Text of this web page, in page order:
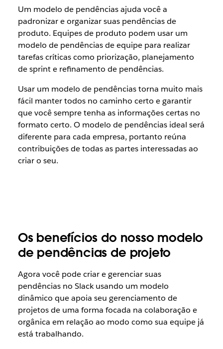
Um modelo de pendências ajuda você a
padronizar e organizar suas pendências de
produto. Equipes de produto podem usar um
modelo de pendências de equipe para realizar
tarefas críticas como priorização, planejamento
de sprint e refinamento de pendências.
Usar um modelo de pendências torna muito mais
fácil manter todos no caminho certo e garantir
que você sempre tenha as informações certas no
formato certo. O modelo de pendências ideal será
diferente para cada empresa, portanto reúna
contribuições de todas as partes interessadas ao
criar o seu.
Os benefícios do nosso modelo
de pendências de projeto
Agora você pode criar e gerenciar suas
pendências no Slack usando um modelo
dinâmico que apoia seu gerenciamento de
projetos de uma forma focada na colaboração e
orgânica em relação ao modo como sua equipe já
está trabalhando.